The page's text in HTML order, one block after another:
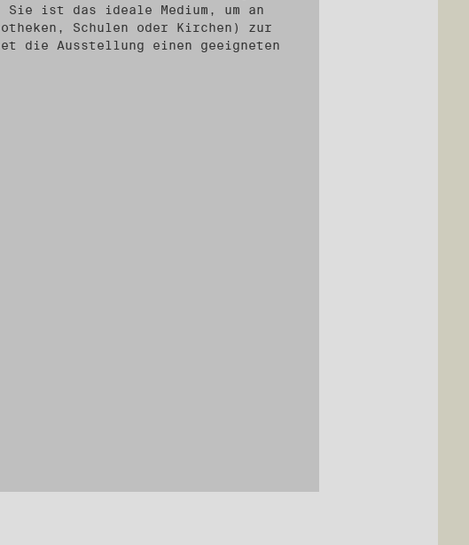
Sie ist das ideale Medium, um an
Schulen oder Kirchen) zur
die Ausstellung einen geeigneten